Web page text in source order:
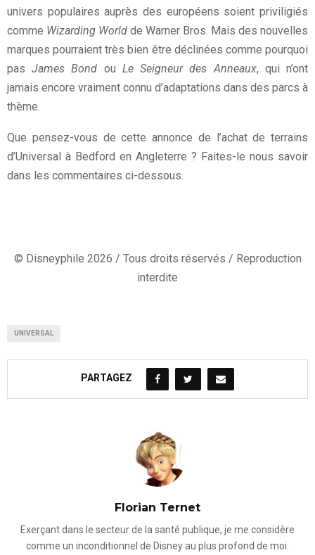
univers populaires auprès des européens soient priviligiés
comme Wizarding World de Warner Bros. Mais des nouvelles
marques pourraient très bien être déclinées comme pourquoi
pasJames Bond ou Le Seigneur des Anneaux, qui n’ont
jamais encore vraiment connu d’adaptations dans des parcs à
thème.
Que pensez-vous de cette annonce de l’achat de terrains
d’Universal à Bedford en Angleterre ? Faites-le nous savoir
dans les commentaires ci-dessous.
© Disneyphile 2026 / Tous droits réservés / Reproduction
interdite
UNIVERSAL
PARTAGEZ
Florian Ternet
Exerçant dans le secteur de la santé publique, je me considère
comme un inconditionnel de Disney au plus profond de moi.